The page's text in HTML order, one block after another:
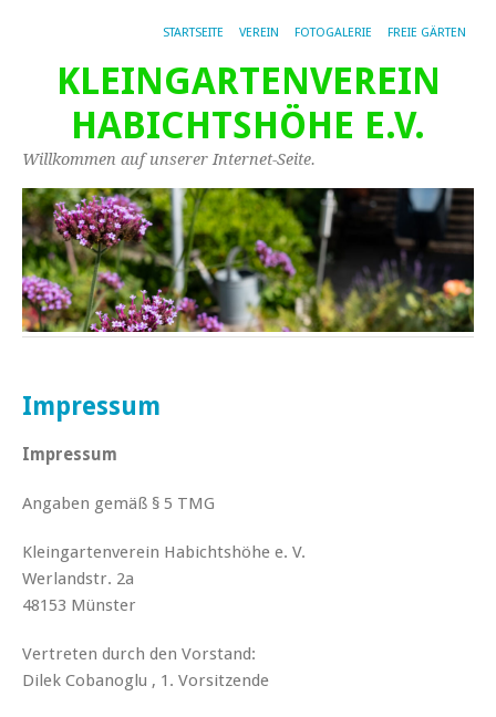
STARTSEITE VEREIN FOTOGALERIE FREIE GÄRTEN
KLEINGARTENVEREIN
HABICHTSHÖHE E.V.
Willkommen auf unserer Internet-Seite.
Impressum
Impressum
Angaben gemäß § 5 TMG
Kleingartenverein Habichtshöhe e. V.
Werlandstr. 2a
48153 Münster
Vertreten durch den Vorstand:
Dilek Cobanoglu , 1. Vorsitzende